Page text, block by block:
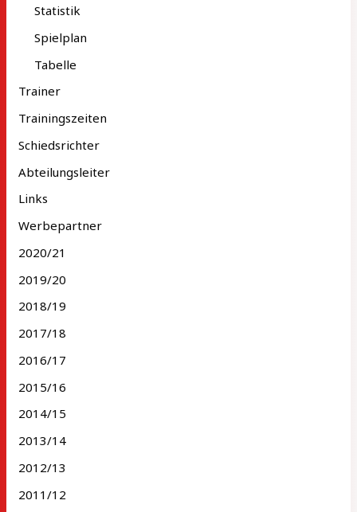
Statistik
Spielplan
Tabelle
Trainer
Trainingszeiten
Schiedsrichter
Abteilungsleiter
Links
Werbepartner
2020/21
2019/20
2018/19
2017/18
2016/17
2015/16
2014/15
2013/14
2012/13
2011/12